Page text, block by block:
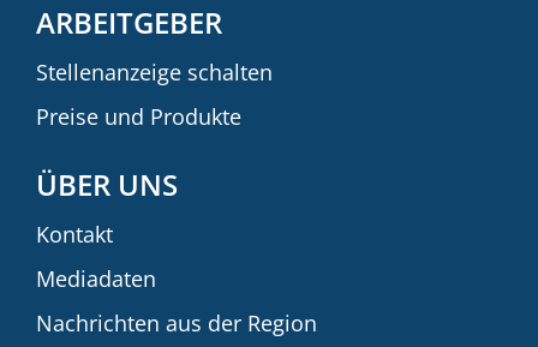
ARBEITGEBER
Stellenanzeige schalten
Preise und Produkte
ÜBER UNS
Kontakt
Mediadaten
Nachrichten aus der Region